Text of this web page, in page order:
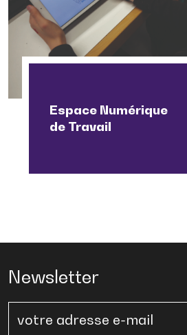
Espace Numérique
de Travail
Newsletter